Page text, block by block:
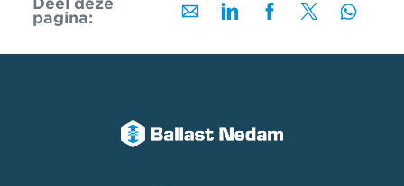
pagina: